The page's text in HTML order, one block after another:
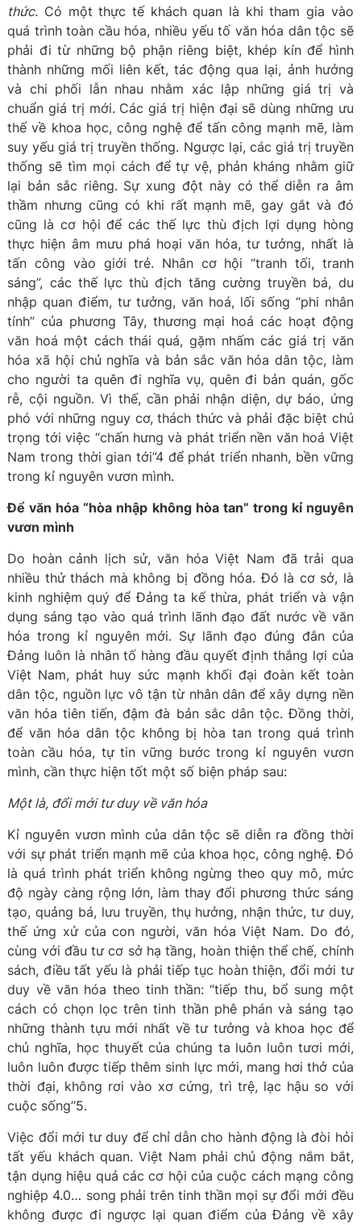
thức. Có một thực tế khách quan là khi tham gia vào
quá trình toàn cầu hóa, nhiều yếu tố văn hóa dân tộc sẽ
phải đi từ những bộ phận riêng biệt, khép kín để hình
thành những mối liên kết, tác động qua lại, ảnh hưởng
và chi phối lẫn nhau nhằm xác lập những giá trị và
chuẩn giá trị mới. Các giá trị hiện đại sẽ dùng những ưu
thế về khoa học, công nghệ để tấn công mạnh mẽ, làm
suy yếu giá trị truyền thống. Ngược lại, các giá trị truyền
thống sẽ tìm mọi cách để tự vệ, phản kháng nhằm giữ
lại bản sắc riêng. Sự xung đột này có thể diễn ra âm
thầm nhưng cũng có khi rất mạnh mẽ, gay gắt và đó
cũng là cơ hội để các thế lực thù địch lợi dụng hòng
thực hiện âm mưu phá hoại văn hóa, tư tưởng, nhất là
tấn công vào giới trẻ. Nhân cơ hội “tranh tối, tranh
sáng”, các thế lực thù địch tăng cường truyền bá, du
nhập quan điểm, tư tưởng, văn hoá, lối sống “phi nhân
tính” của phương Tây, thương mại hoá các hoạt động
văn hoá một cách thái quá, gặm nhấm các giá trị văn
hóa xã hội chủ nghĩa và bản sắc văn hóa dân tộc, làm
cho người ta quên đi nghĩa vụ, quên đi bản quán, gốc
rễ, cội nguồn. Vì thế, cần phải nhận diện, dự báo, ứng
phó với những nguy cơ, thách thức và phải đặc biệt chú
trọng tới việc “chấn hưng và phát triển nền văn hoá Việt
Nam trong thời gian tới”4 để phát triển nhanh, bền vững
trong kỉ nguyên vươn mình.
Để văn hóa “hòa nhập không hòa tan” trong kỉ nguyên
vươn mình
Do hoàn cảnh lịch sử, văn hóa Việt Nam đã trải qua
nhiều thử thách mà không bị đồng hóa. Đó là cơ sở, là
kinh nghiệm quý để Đảng ta kế thừa, phát triển và vận
dụng sáng tạo vào quá trình lãnh đạo đất nước về văn
hóa trong kỉ nguyên mới. Sự lãnh đạo đúng đắn của
Đảng luôn là nhân tố hàng đầu quyết định thắng lợi của
Việt Nam, phát huy sức mạnh khối đại đoàn kết toàn
dân tộc, nguồn lực vô tận từ nhân dân để xây dựng nền
văn hóa tiên tiến, đậm đà bản sắc dân tộc. Đồng thời,
để văn hóa dân tộc không bị hòa tan trong quá trình
toàn cầu hóa, tự tin vững bước trong kỉ nguyên vươn
mình, cần thực hiện tốt một số biện pháp sau:
Một là, đổi mới tư duy về văn hóa
Kỉ nguyên vươn mình của dân tộc sẽ diễn ra đồng thời
với sự phát triển mạnh mẽ của khoa học, công nghệ. Đó
là quá trình phát triển không ngừng theo quy mô, mức
độ ngày càng rộng lớn, làm thay đổi phương thức sáng
tạo, quảng bá, lưu truyền, thụ hưởng, nhận thức, tư duy,
thế ứng xử của con người, văn hóa Việt Nam. Do đó,
cùng với đầu tư cơ sở hạ tầng, hoàn thiện thể chế, chính
sách, điều tất yếu là phải tiếp tục hoàn thiện, đổi mới tư
duy về văn hóa theo tinh thần: “tiếp thu, bổ sung một
cách có chọn lọc trên tinh thần phê phán và sáng tạo
những thành tựu mới nhất về tư tưởng và khoa học để
chủ nghĩa, học thuyết của chúng ta luôn luôn tươi mới,
luôn luôn được tiếp thêm sinh lực mới, mang hơi thở của
thời đại, không rơi vào xơ cứng, trì trệ, lạc hậu so với
cuộc sống”5.
Việc đổi mới tư duy để chỉ dẫn cho hành động là đòi hỏi
tất yếu khách quan. Việt Nam phải chủ động nắm bắt,
tận dụng hiệu quả các cơ hội của cuộc cách mạng công
nghiệp 4.0… song phải trên tinh thần mọi sự đổi mới đều
không được đi ngược lại quan điểm của Đảng về xây